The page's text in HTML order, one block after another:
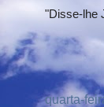
"Disse-lhe
quarta-